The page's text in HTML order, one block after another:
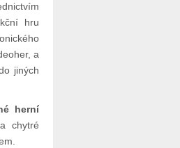
hru
a
jiných
herní
chytré